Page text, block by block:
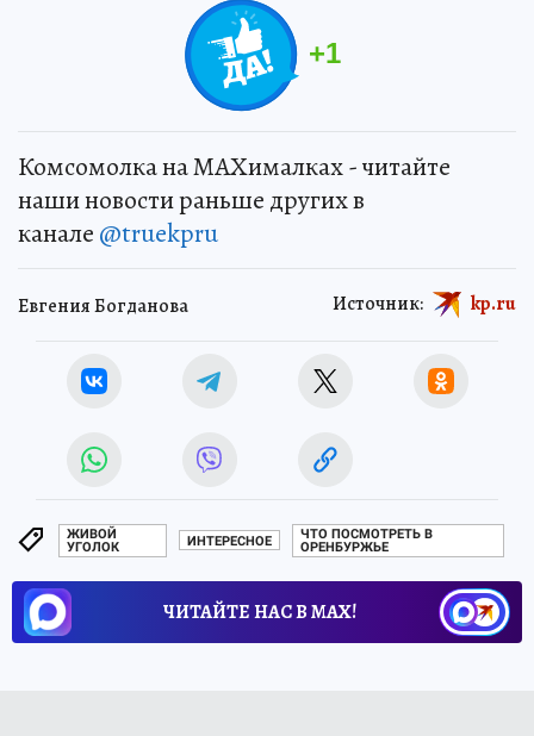
+1
Комсомолка на MAXималках - читайте
наши новости раньше других в
канале @truekpru
Евгения Богданова Источник: kp.ru
ЖИВОЙ
УГОЛОК
ИНТЕРЕСНОЕ
ЧТО ПОСМОТРЕТЬ В
ОРЕНБУРЖЬЕ
ЧИТАЙТЕ НАС В МАХ!